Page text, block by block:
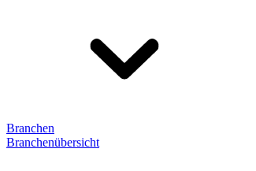
Branchen
Branchenübersicht